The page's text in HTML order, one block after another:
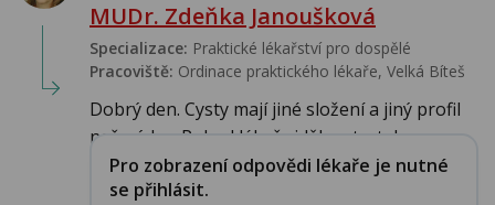
MUDr. Zdeňka Janoušková
Specializace: Praktické lékařství pro dospělé
Pracoviště: Ordinace praktického lékaře, Velká Bíteš
Dobrý den. Cysty mají jiné složení a jiný profil
než nádor. Pokud lékař viděl cysty, tak ...
Pro zobrazení odpovědi lékaře je nutné
se přihlásit.